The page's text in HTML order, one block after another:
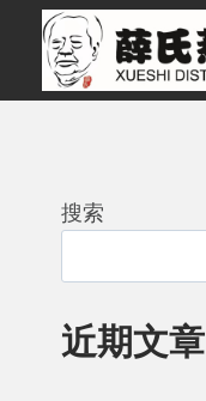
搜索
近期文章